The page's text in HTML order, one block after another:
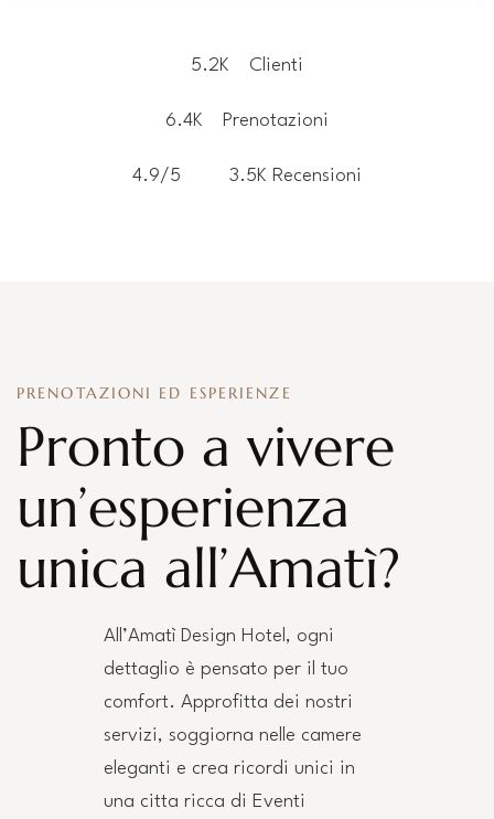
5.2K Clienti
6.4K Prenotazioni
4.9/5 3.5K Recensioni
PRENOTAZIONI ED ESPERIENZE
Pronto a vivere
un’esperienza
unica all’Amatì?
All’Amatì Design Hotel, ogni
dettaglio è pensato per il tuo
comfort. Approfitta dei nostri
servizi, soggiorna nelle camere
eleganti e crea ricordi unici in
una citta ricca di Eventi